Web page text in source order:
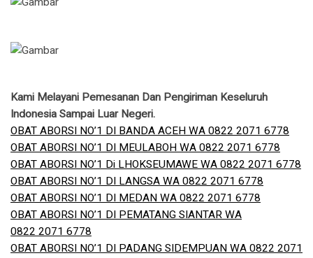
Kami Melayani Pemesanan Dan Pengiriman Keseluruh
Indonesia Sampai Luar Negeri.
OBAT ABORSI NO’1 DI BANDA ACEH WA 0822 2071 6778
OBAT ABORSI NO’1 DI MEULABOH WA 0822 2071 6778
OBAT ABORSI NO’1 Di LHOKSEUMAWE WA 0822 2071 6778
OBAT ABORSI NO’1 DI LANGSA WA 0822 2071 6778
OBAT ABORSI NO’1 DI MEDAN WA 0822 2071 6778
OBAT ABORSI NO’1 DI PEMATANG SIANTAR WA
0822 2071 6778
OBAT ABORSI NO’1 DI PADANG SIDEMPUAN WA 0822 2071